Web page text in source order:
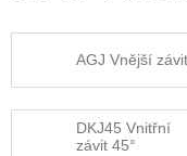
AGJ Vnější závit
DKJ45 Vnitřní
závit 45°